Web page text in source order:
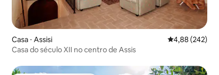
Casa ⋅ Assisi 4,88 de uma
4,88 (242)
Casa do século XII no centro de Assis